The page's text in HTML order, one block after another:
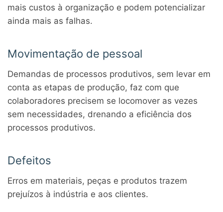
mais custos à organização e podem potencializar
ainda mais as falhas.
Movimentação de pessoal
Demandas de processos produtivos, sem levar em
conta as etapas de produção, faz com que
colaboradores precisem se locomover as vezes
sem necessidades, drenando a eficiência dos
processos produtivos.
Defeitos
Erros em materiais, peças e produtos trazem
prejuízos à indústria e aos clientes.